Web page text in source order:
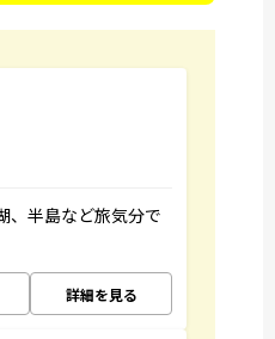
、半島など旅気分で
詳細を見る